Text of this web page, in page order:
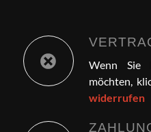
Wenn Sie
möchten,
widerrufen